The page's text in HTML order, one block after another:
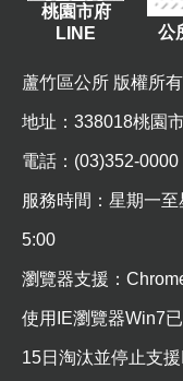
桃園市府
LINE
公
蘆竹區公所 版權所
地址 ：338018桃園
電話：(03)352-0000
服務時間：星期一
5:00
瀏覽器支援：
使用IE瀏覽器Win7
15日淘汰並停止支援